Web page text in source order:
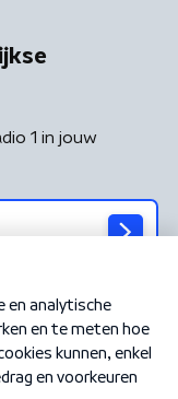
1 in jouw